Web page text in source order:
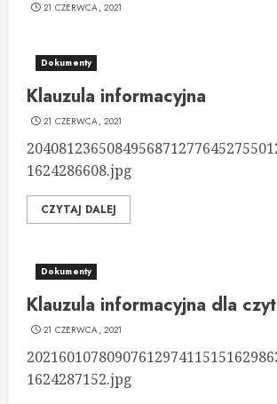
21 CZERWCA, 2021
Dokumenty
Klauzula informacyjna
21 CZERWCA, 2021
1624286608.jpg
CZYTAJ DALEJ
Dokumenty
Klauzula informacyjna dla
21 CZERWCA, 2021
1624287152.jpg